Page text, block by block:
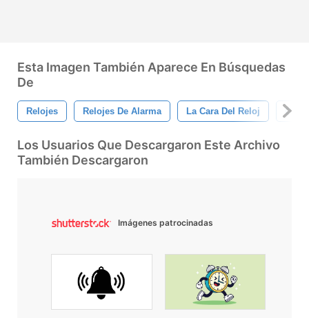
Esta Imagen También Aparece En Búsquedas
De
Relojes Relojes De Alarma La Cara Del Reloj Cara
Los Usuarios Que Descargaron Este Archivo
También Descargaron
Imágenes patrocinadas